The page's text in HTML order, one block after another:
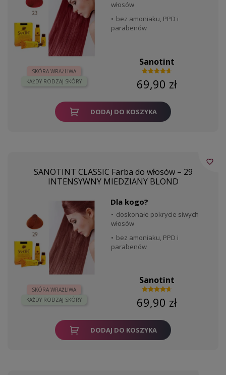
SKÓRA WRAŻLIWA
KAŻDY RODZAJ SKÓRY
włosów
bez amoniaku, PPD i
parabenów
Sanotint
69,90 zł
DODAJ DO KOSZYKA
SANOTINT CLASSIC Farba do włosów – 29
INTENSYWNY MIEDZIANY BLOND
SKÓRA WRAŻLIWA
KAŻDY RODZAJ SKÓRY
Dla kogo?
doskonałe pokrycie siwych
włosów
bez amoniaku, PPD i
parabenów
Sanotint
69,90 zł
DODAJ DO KOSZYKA
favorite_border